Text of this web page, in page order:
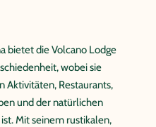
bietet die Volcano Lodge
wobei sie
Aktivitäten, Restaurants,
und der natürlichen
Mit seinem rustikalen,